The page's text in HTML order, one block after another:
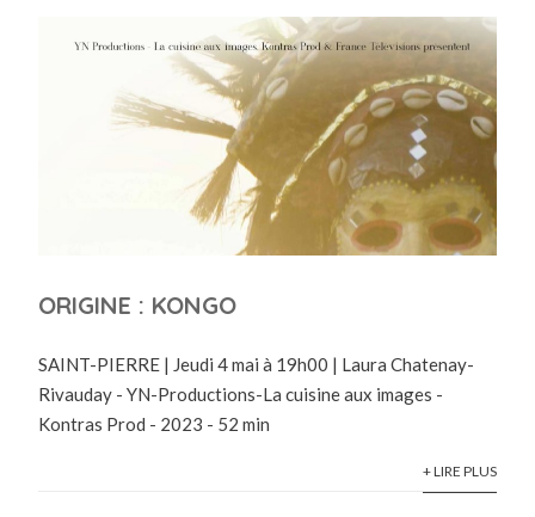
ORIGINE : KONGO
SAINT-PIERRE | Jeudi 4 mai à 19h00 | Laura Chatenay-
Rivauday - YN-Productions-La cuisine aux images -
Kontras Prod - 2023 - 52 min
+ LIRE PLUS